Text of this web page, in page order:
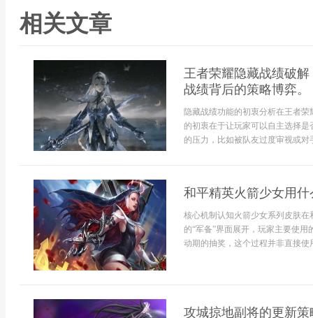
相关文章
王者荣耀隐藏战绩破
战绩背后的策略博弈。
隐藏战绩功能的初衷分析在王者
的初衷在于让玩家可以自主选择
的压力，比如被队友过度审视或
和平精英火箭少女用
核心机制认知火箭少女系列皮肤
的“军备”界面展开，玩家主要使用
动期的抽奖，这个过程并非直接
攻城掠地副将的更新